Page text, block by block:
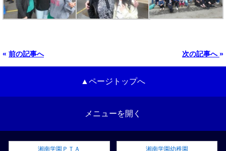
« 前の記事へ 次の記事へ »
▲ページトップへ
メニューを開く
湘南学園ＰＴＡ 湘南学園幼稚園